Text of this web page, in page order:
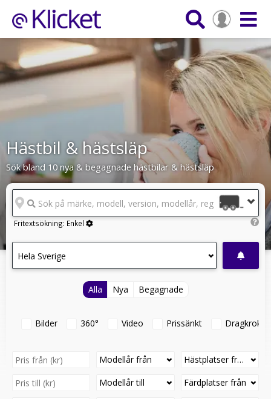
Hästbil & hästsläp
Sök bland 10 nya & begagnade hästbilar & hästsläp
Sök på märke, modell, version, modellår, reg.nr
Fritextsökning: Enkel
Hela Sverige
Alla Nya Begagnade
Bilder 360° Video Prissänkt Dragkrok
Modellår från
Modellår till
Hästplatser från
Färdplatser från